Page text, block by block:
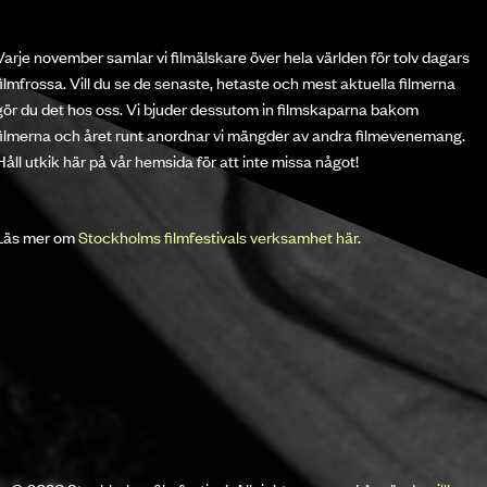
november samlar vi filmälskare över hela världen för tolv dagars
Vill du se de senaste, hetaste och mest aktuella filmerna
du det hos oss. Vi bjuder dessutom in filmskaparna bakom
och året runt anordnar vi mängder av andra filmevenemang.
utkik här på vår hemsida för att inte missa något!
mer omStockholms filmfestivals verksamhet här.